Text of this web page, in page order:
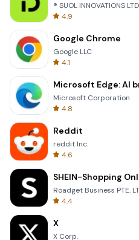
® SUOL INNOVATIONS LTD
4.9
Google Chrome
Google LLC
4.1
Microsoft Edge: AI
Microsoft Corporation
4.8
Reddit
reddit Inc.
4.6
SHEIN-Shopping
Roadget Business PTE.
4.4
X
X Corp.